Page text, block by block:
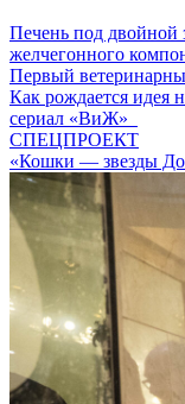
Печень под двойной
желчегонного
Первый
Как рождается идея
сериал «ВиЖ»
СПЕЦПРОЕКТ
«Кошки — звезды